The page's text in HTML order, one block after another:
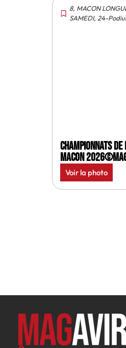
8, MACON
SAMEDI, 24-
Championnats
Macon
Voir la photo